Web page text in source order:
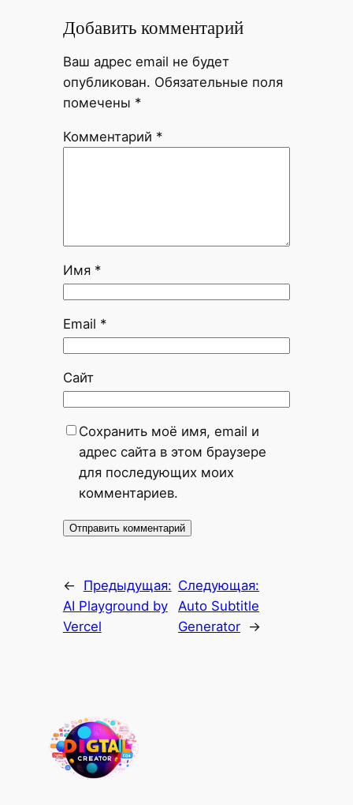
Добавить комментарий
Ваш адрес email не будет
опубликован. Обязательные поля
помечены *
Комментарий *
Имя *
Email *
Сайт
Сохранить моё имя, email и
адрес сайта в этом браузере
для последующих моих
комментариев.
←
Предыдущая:
AI Playground by
Vercel
Следующая:
Auto Subtitle
Generator →